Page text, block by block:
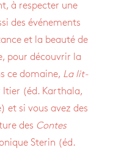
à res­pec­ter une
des évé­ne­ments
et la beauté de
pour décou­vrir la
ce domaine, La lit­
Itier (éd. Kar­thala,
et si vous avez des
des Contes
Ste­rin (éd.